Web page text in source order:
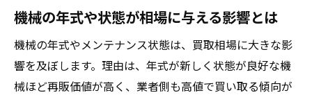
機械の年式や状態が相場に与える影響とは
機械の年式やメンテナンス状態は、買取相場に大きな影
響を及ぼします。理由は、年式が新しく状態が良好な機
械ほど再販価値が高く、業者側も高値で買い取る傾向が